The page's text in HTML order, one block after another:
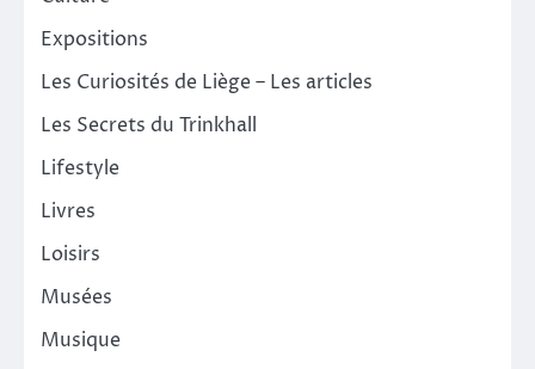
Expositions
Les Curiosités de Liège – Les articles
Les Secrets du Trinkhall
Lifestyle
Livres
Loisirs
Musées
Musique